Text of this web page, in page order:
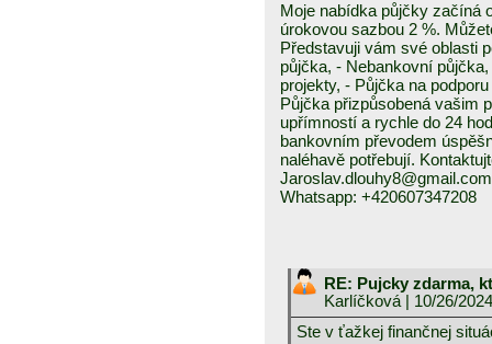
Moje nabídka půjčky začíná
úrokovou sazbou 2 %.
Představuji vám své oblasti
půjčka, - Nebankovní
projekty, - Půjčka na
Půjčka přizpůsobená vašim
upřímností a rychle do 24
bankovním převodem
naléhavě potřebují.
Jaroslav.dlouhy8@gmail.com
Whatsapp: +420607347208
RE: Pujcky zdarma,
Karlíčková | 10/26/
Ste v ťažkej finančnej